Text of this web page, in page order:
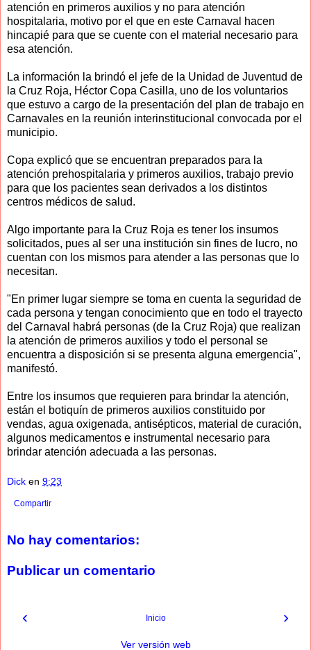
atención en primeros auxilios y no para atención
hospitalaria, motivo por el que en este Carnaval hacen
hincapié para que se cuente con el material necesario para
esa atención.
La información la brindó el jefe de la Unidad de Juventud de
la Cruz Roja, Héctor Copa Casilla, uno de los voluntarios
que estuvo a cargo de la presentación del plan de trabajo en
Carnavales en la reunión interinstitucional convocada por el
municipio.
Copa explicó que se encuentran preparados para la
atención prehospitalaria y primeros auxilios, trabajo previo
para que los pacientes sean derivados a los distintos
centros médicos de salud.
Algo importante para la Cruz Roja es tener los insumos
solicitados, pues al ser una institución sin fines de lucro, no
cuentan con los mismos para atender a las personas que lo
necesitan.
"En primer lugar siempre se toma en cuenta la seguridad de
cada persona y tengan conocimiento que en todo el trayecto
del Carnaval habrá personas (de la Cruz Roja) que realizan
la atención de primeros auxilios y todo el personal se
encuentra a disposición si se presenta alguna emergencia",
manifestó.
Entre los insumos que requieren para brindar la atención,
están el botiquín de primeros auxilios constituido por
vendas, agua oxigenada, antisépticos, material de curación,
algunos medicamentos e instrumental necesario para
brindar atención adecuada a las personas.
Dick en 9:23
Compartir
No hay comentarios:
Publicar un comentario
‹ ›
Inicio
Ver versión web